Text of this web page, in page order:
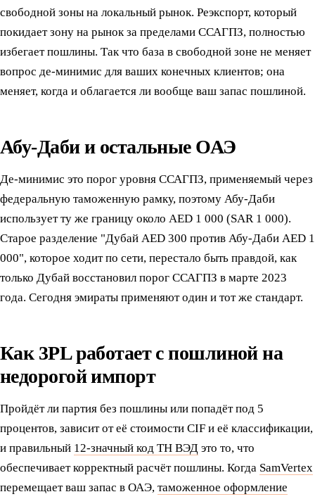
свободной зоны на локальный рынок. Реэкспорт, который
покидает зону на рынок за пределами ССАГПЗ, полностью
избегает пошлины. Так что база в свободной зоне не меняет
вопрос де-минимис для ваших конечных клиентов; она
меняет, когда и облагается ли вообще ваш запас пошлиной.
Абу-Даби и остальные ОАЭ
Де-минимис это порог уровня ССАГПЗ, применяемый через
федеральную таможенную рамку, поэтому Абу-Даби
использует ту же границу около AED 1 000 (SAR 1 000).
Старое разделение "Дубай AED 300 против Абу-Даби AED 1
000", которое ходит по сети, перестало быть правдой, как
только Дубай восстановил порог ССАГПЗ в марте 2023
года. Сегодня эмираты применяют один и тот же стандарт.
Как 3PL работает с пошлиной на
недорогой импорт
Пройдёт ли партия без пошлины или попадёт под 5
процентов, зависит от её стоимости CIF и её классификации,
и правильный 12-значный код ТН ВЭД это то, что
обеспечивает корректный расчёт пошлины. Когда SamVertex
перемещает ваш запас в ОАЭ, таможенное оформление